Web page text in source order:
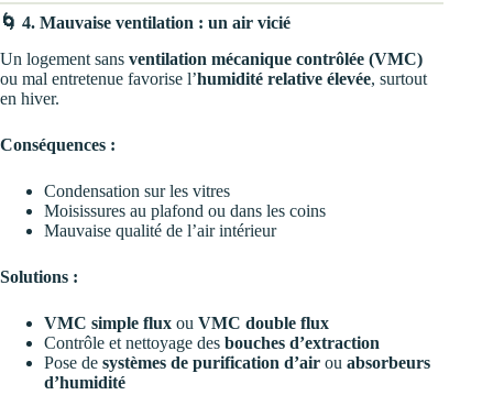
🌀 4. Mauvaise ventilation : un air vicié
Un logement sans ventilation mécanique contrôlée (VMC)
ou mal entretenue favorise l’humidité relative élevée, surtout
en hiver.
Conséquences :
Condensation sur les vitres
Moisissures au plafond ou dans les coins
Mauvaise qualité de l’air intérieur
Solutions :
VMC simple flux ou VMC double flux
Contrôle et nettoyage des bouches d’extraction
Pose de systèmes de purification d’air ou absorbeurs
d’humidité